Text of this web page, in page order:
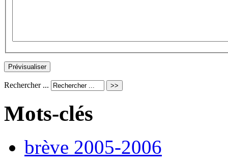
Rechercher ...
Mots-clés
brève 2005-2006